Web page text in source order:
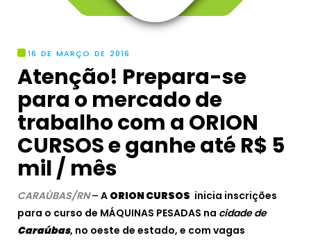
16 DE MARÇO DE 2016
Atenção! Prepara-se
para o mercado de
trabalho com a ORION
CURSOS e ganhe até R$ 5
mil / mês
CARAÚBAS/RN – A ORION CURSOS inicia inscrições
para o curso de MÁQUINAS PESADAS na cidade de
Caraúbas, no oeste de estado, e com vagas